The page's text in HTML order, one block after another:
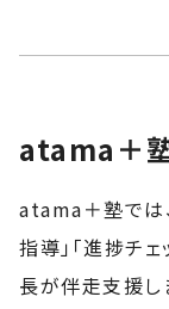
atama＋
atama＋塾では
指導」「進捗チ
長が伴走支援し